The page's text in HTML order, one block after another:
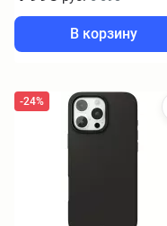
В корзину
-24%